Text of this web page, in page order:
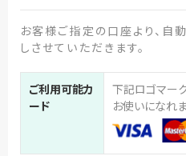
お客様ご指定の口座より、自
しさせていただきます。
ご利用可能カ
ード
下記ロゴマー
お使いになれま